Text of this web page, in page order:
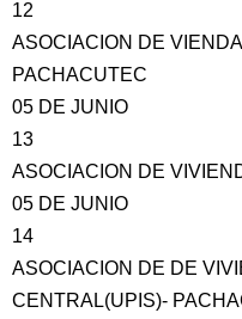
12
ASOCIACION DE
PACHACUTEC
05 DE JUNIO
13
ASOCIACION DE
05 DE JUNIO
14
ASOCIACION DE DE
CENTRAL(UPIS)-